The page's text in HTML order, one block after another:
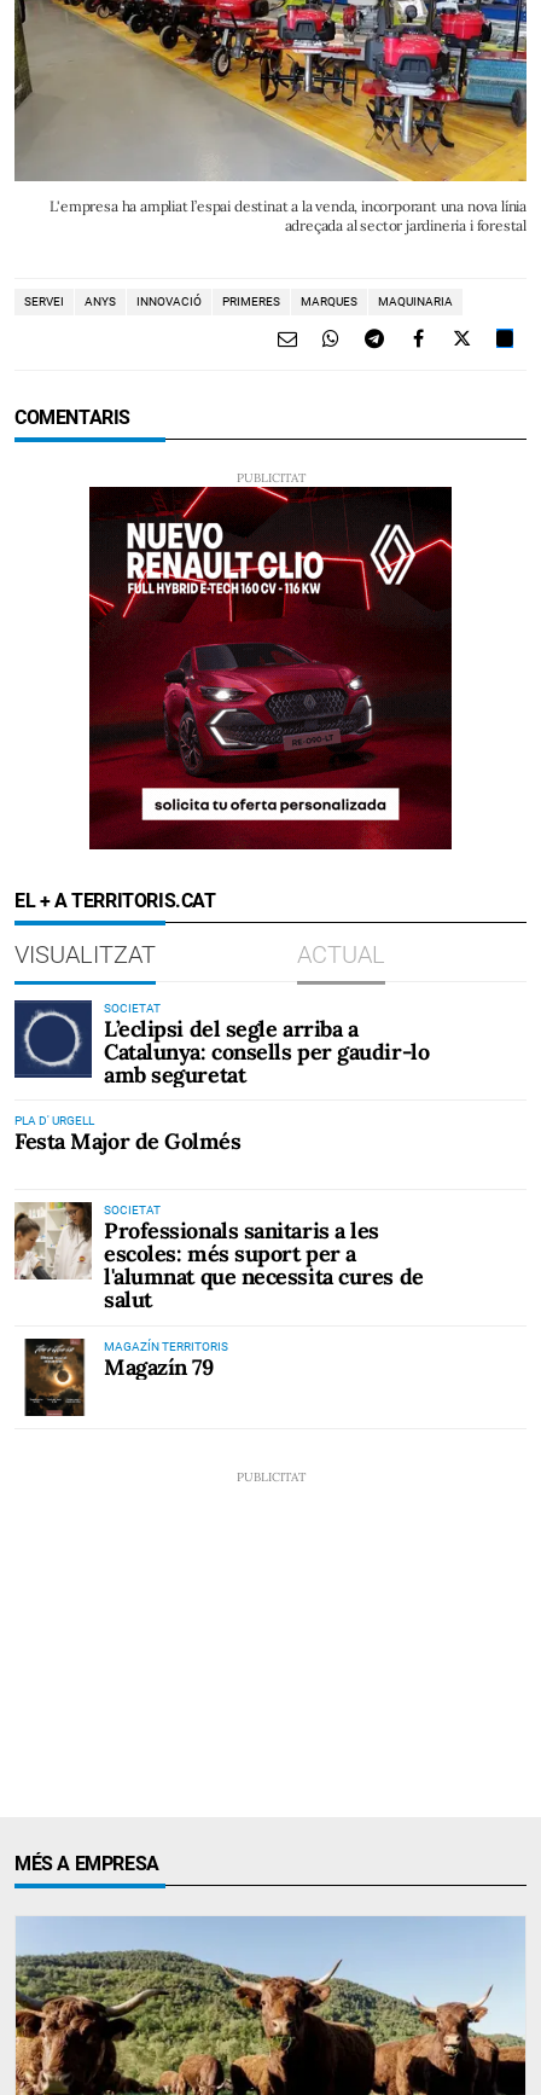
L'empresa ha ampliat l’espai destinat a la venda, incorporant una nova línia
adreçada al sector jardineria i forestal
SERVEI ANYS INNOVACIÓ PRIMERES MARQUES MAQUINARIA
COMENTARIS
EL + A TERRITORIS.CAT
VISUALITZAT ACTUAL
SOCIETAT
L’eclipsi del segle arriba a
Catalunya: consells per gaudir-lo
amb seguretat
PLA D' URGELL
Festa Major de Golmés
SOCIETAT
Professionals sanitaris a les
escoles: més suport per a
l'alumnat que necessita cures de
salut
MAGAZÍN TERRITORIS
Magazín 79
MÉS A EMPRESA